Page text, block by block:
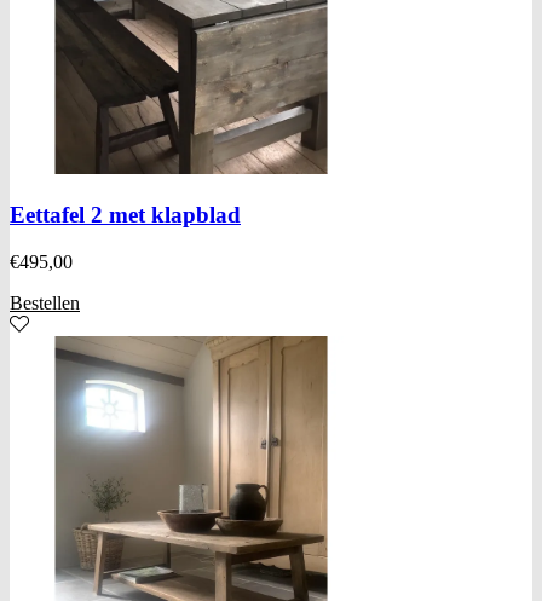
Eettafel 2 met klapblad
€495,00
Bestellen